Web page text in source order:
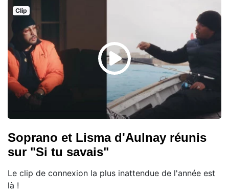
Clip
Soprano et Lisma d'Aulnay réunis
sur "Si tu savais"
Le clip de connexion la plus inattendue de l'année est
là !